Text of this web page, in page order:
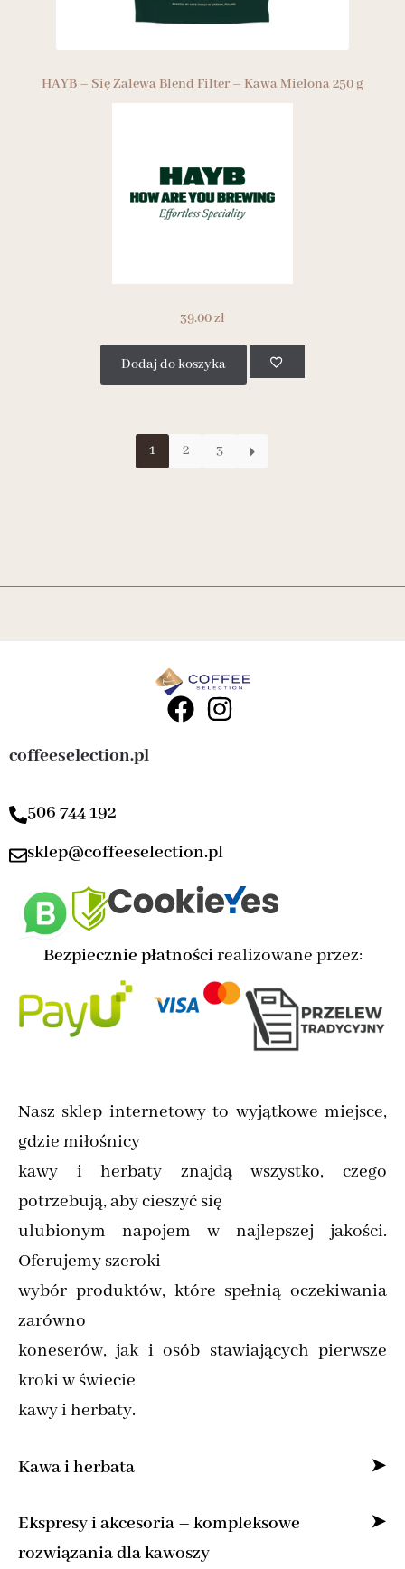
HAYB – Się Zalewa Blend Filter – Kawa Mielona 250 g
39.00zł
Dodaj do koszyka
1 2 3
coffeeselection.pl
506 744 192
sklep@coffeeselection.pl
Bezpiecznie płatnościrealizowane przez:
Nasz sklep internetowy to wyjątkowe miejsce,
gdzie miłośnicy
kawy i herbaty znajdą wszystko, czego
potrzebują, aby cieszyć się
ulubionym napojem w najlepszej jakości.
Oferujemy szeroki
wybór produktów, które spełnią oczekiwania
zarówno
koneserów, jak i osób stawiających pierwsze
kroki w świecie
kawy i herbaty.
Kawa i herbata
Specjalizujemy się w sprzedaży kawy ziarnistej
i mielonej online,
Ekspresy i akcesoria – kompleksowe
rozwiązania dla kawoszy